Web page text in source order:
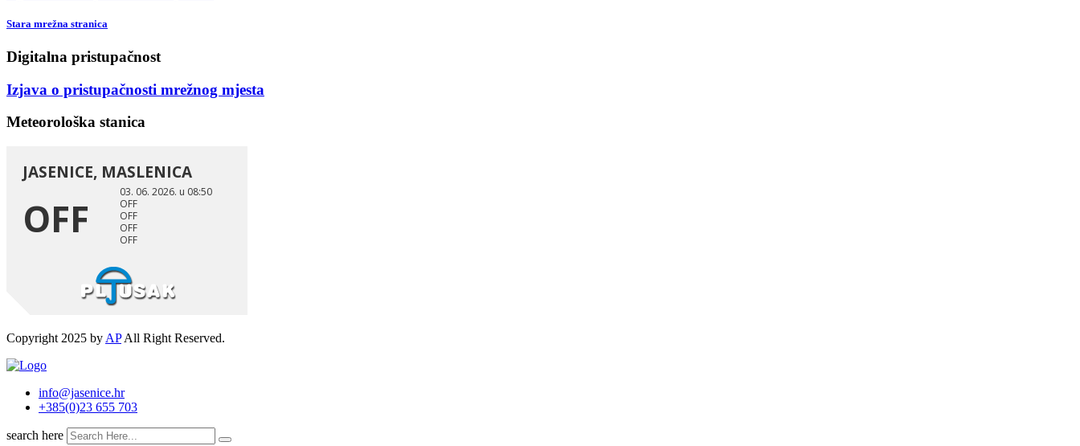
Stara mrežna stranica
Digitalna pristupačnost
Izjava o pristupačnosti mrežnog mjesta
Meteorološka stanica
Copyright 2025 by APAll Right Reserved.
info@jasenice.hr
+385(0)23 655 703
search here